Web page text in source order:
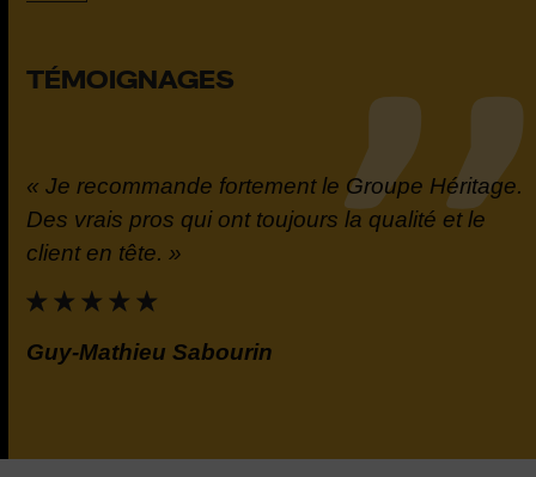
TÉMOIGNAGES
« Je recommande fortement le Groupe Héritage.
Des vrais pros qui ont toujours la qualité et le
client en tête. »
Guy-Mathieu Sabourin